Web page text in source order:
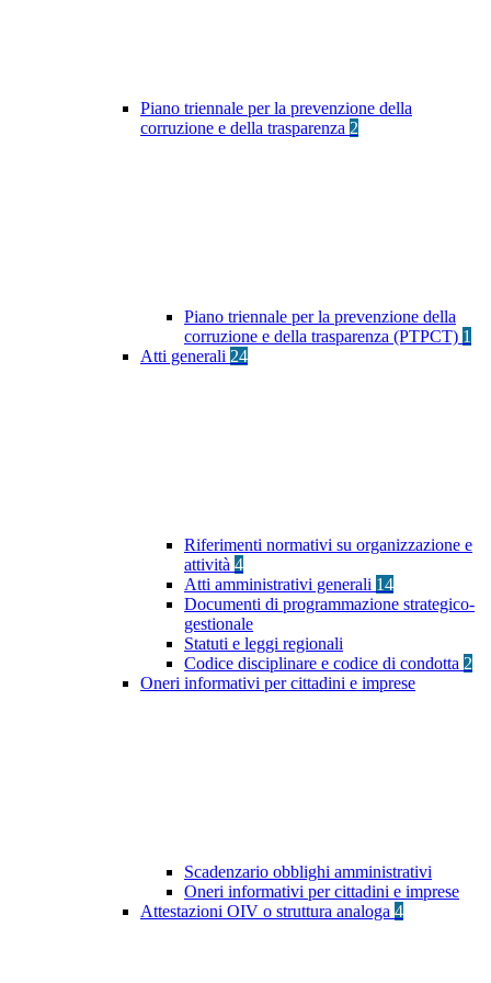
Piano triennale per la prevenzione della
corruzione e della trasparenza 2
Piano triennale per la prevenzione della
corruzione e della trasparenza (PTPCT) 1
Atti generali 24
Riferimenti normativi su organizzazione e
attività 4
Atti amministrativi generali 14
Documenti di programmazione strategico-
gestionale
Statuti e leggi regionali
Codice disciplinare e codice di condotta 2
Oneri informativi per cittadini e imprese
Scadenzario obblighi amministrativi
Oneri informativi per cittadini e imprese
Attestazioni OIV o struttura analoga 4